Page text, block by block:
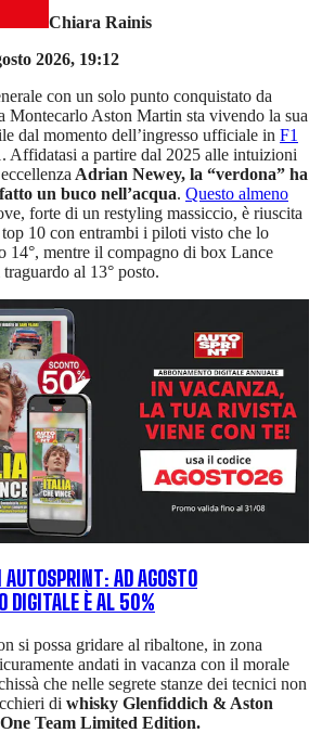
Chiara Rainis
2026, 19:12
con un solo punto conquistato da
Montecarlo Aston Martin sta vivendo la sua
dal momento dell’ingresso ufficiale in F1
Affidatasi a partire dal 2025 alle intuizioni
Adrian Newey, la “verdona” ha
un buco nell’acqua. Questo almeno
forte di un restyling massiccio, è riuscita
10 con entrambi i piloti visto che lo
14°, mentre il compagno di box Lance
al 13° posto.
AUTOSPRINT: AD AGOSTO
DIGITALE È AL 50%
si possa gridare al ribaltone, in zona
andati in vacanza con il morale
che nelle segrete stanze dei tecnici non
di whisky Glenfiddich & Aston
Team Limited Edition.